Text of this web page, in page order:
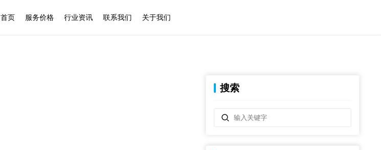
首页 服务价格 行业资讯 联系我们 关于我们
搜索